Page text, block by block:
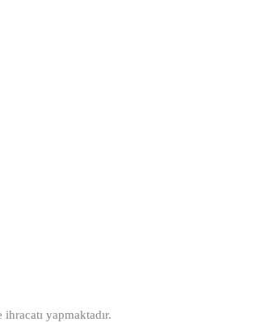
yapmaktadır.